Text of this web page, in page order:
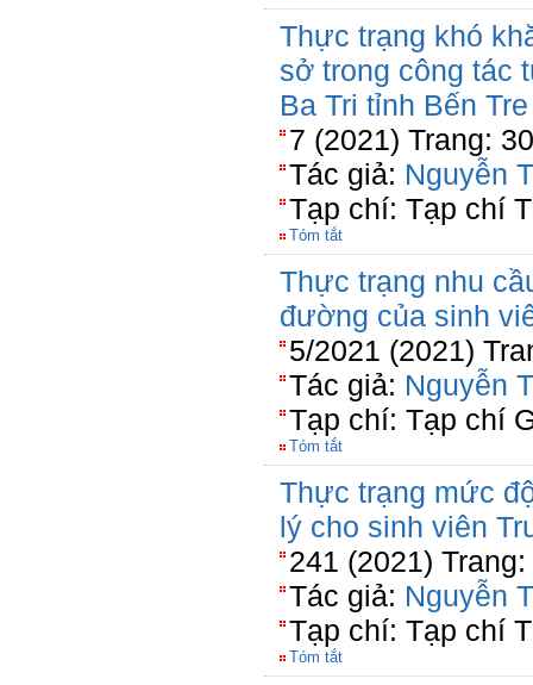
Thực trạng khó
sở trong công tác
Ba Tri tỉnh Bến Tre
7 (2021) Trang:
Tác giả: Nguyễn
Tạp chí: Tạp chí
Tóm tắt
Thực trạng nhu
đường của sinh
5/2021 (2021)
Tác giả: Nguyễn
Tạp chí: Tạp chí
Tóm tắt
Thực trạng mức
lý cho sinh viên
241 (2021)
Tác giả: Nguyễn
Tạp chí: Tạp chí
Tóm tắt